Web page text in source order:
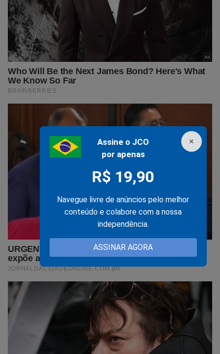
×
Assine o JCO
por apenas
R$ 19,90
Navegue livre de anúncios pelo melhor
conteúdo e colabore com a nossa
independência.
ASSINAR AGORA